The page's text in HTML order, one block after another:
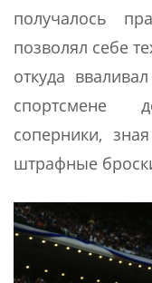
получалось
позволял себе
откуда
спортсмене
соперники,
штрафные